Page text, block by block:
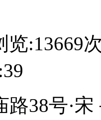
览:13669
路38号·